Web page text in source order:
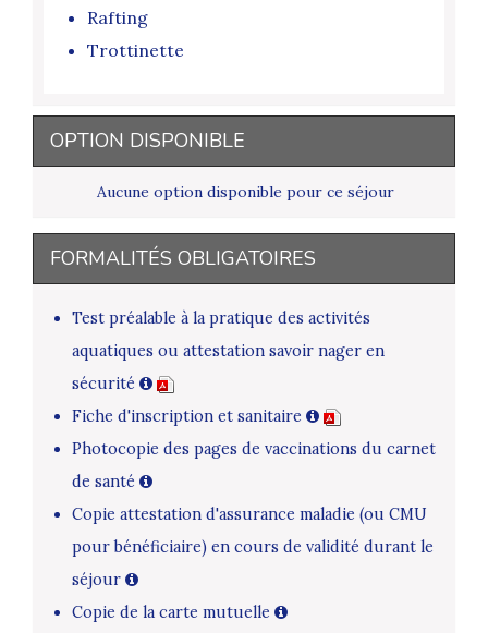
Rafting
Trottinette
OPTION DISPONIBLE
Aucune option disponible pour ce séjour
FORMALITÉS OBLIGATOIRES
Test préalable à la pratique des activités
aquatiques ou attestation savoir nager en
sécurité
Fiche d'inscription et sanitaire
Photocopie des pages de vaccinations du carnet
de santé
Copie attestation d'assurance maladie (ou CMU
pour bénéficiaire) en cours de validité durant le
séjour
Copie de la carte mutuelle